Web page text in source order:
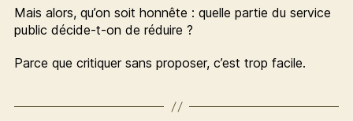
Mais alors, qu’on soit honnête : quelle partie du service
public décide-t-on de réduire ?
Parce que critiquer sans proposer, c’est trop facile.